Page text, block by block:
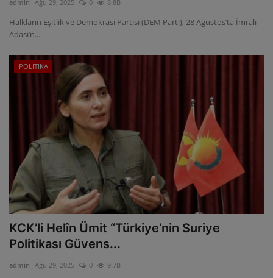
admin Ağu 29, 2025 0 8.8B
Halkların Eşitlik ve Demokrasi Partisi (DEM Parti), 28 Ağustos’ta İmralı
Adası’n...
POLİTİKA
KCK’li Helîn Ümit “Türkiye’nin Suriye
Politikası Güvens...
admin Ağu 29, 2025 0 9.7B